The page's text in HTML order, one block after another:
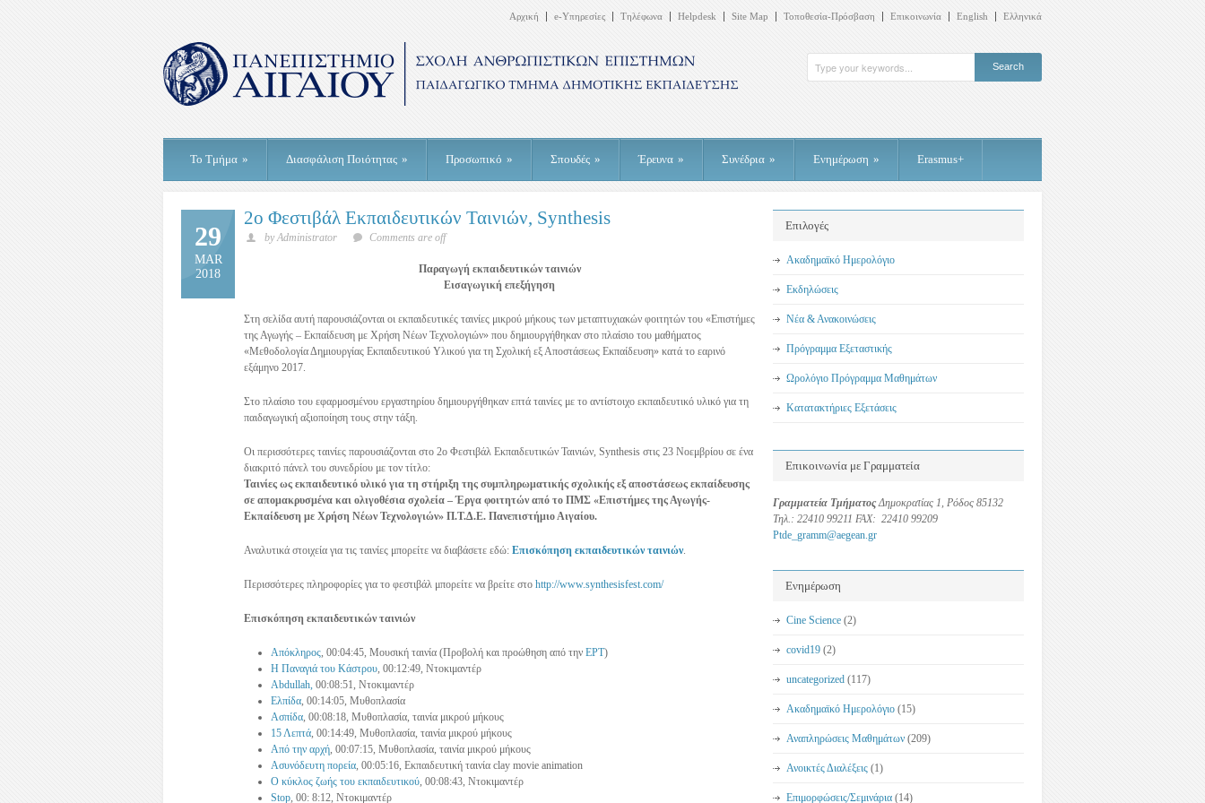
Αρχική e-Υπηρεσίες Τηλέφωνα Helpdesk Site Map Τοποθεσία-Πρόσβαση Επικοινωνία English Ελληνικά
Το Τμήμα » Διασφάλιση Ποιότητας » Προσωπικό » Σπουδές » Έρευνα » Συνέδρια » Ενημέρωση » Erasmus+
29
MAR
2018
2ο Φεστιβάλ Εκπαιδευτικών Ταινιών, Synthesis
by Administrator Comments are off
Παραγωγή εκπαιδευτικών ταινιών
Εισαγωγική επεξήγηση
Στη σελίδα αυτή παρουσιάζονται οι εκπαιδευτικές ταινίες μικρού μήκους των μεταπτυχιακών φοιτητών του «Επιστήμες
της Αγωγής – Εκπαίδευση με Χρήση Νέων Τεχνολογιών» που δημιουργήθηκαν στο πλαίσιο του μαθήματος
«Μεθοδολογία Δημιουργίας Εκπαιδευτικού Υλικού για τη Σχολική εξ Αποστάσεως Εκπαίδευση» κατά το εαρινό
εξάμηνο 2017.
Στο πλαίσιο του εφαρμοσμένου εργαστηρίου δημιουργήθηκαν επτά ταινίες με το αντίστοιχο εκπαιδευτικό υλικό για τη
παιδαγωγική αξιοποίηση τους στην τάξη.
Οι περισσότερες ταινίες παρουσιάζονται στο 2ο Φεστιβάλ Εκπαιδευτικών Ταινιών, Synthesis στις 23 Νοεμβρίου σε ένα
διακριτό πάνελ του συνεδρίου με τον τίτλο:
Ταινίες ως εκπαιδευτικό υλικό για τη στήριξη της συμπληρωματικής σχολικής εξ αποστάσεως εκπαίδευσης
σε απομακρυσμένα και ολιγοθέσια σχολεία – Έργα φοιτητών από το ΠΜΣ «Επιστήμες της Αγωγής-
Εκπαίδευση με Χρήση Νέων Τεχνολογιών» Π.Τ.Δ.Ε. Πανεπιστήμιο Αιγαίου.
Αναλυτικά στοιχεία για τις ταινίες μπορείτε να διαβάσετε εδώ: Επισκόπηση εκπαιδευτικών ταινιών.
Περισσότερες πληροφορίες για το φεστιβάλ μπορείτε να βρείτε στο http://www.synthesisfest.com/
Επισκόπηση εκπαιδευτικών ταινιών
Απόκληρος, 00:04:45, Mουσική ταινία (Προβολή και προώθηση από την ΕΡΤ)
Η Παναγιά του Κάστρου, 00:12:49, Ντοκιμαντέρ
Abdullah, 00:08:51, Ντοκιμαντέρ
Ελπίδα, 00:14:05, Mυθοπλασία
Ασπίδα, 00:08:18, Μυθοπλασία, ταινία μικρού μήκους
15 Λεπτά, 00:14:49, Μυθοπλασία, ταινία μικρού μήκους
Από την αρχή, 00:07:15, Μυθοπλασία, ταινία μικρού μήκους
Ασυνόδευτη πορεία, 00:05:16, Εκπαιδευτική ταινία clay movie animation
Ο κύκλος ζωής του εκπαιδευτικού, 00:08:43, Ντοκιμαντέρ
Stop, 00: 8:12, Ντοκιμαντέρ
Επιλογές
Ακαδημαϊκό Ημερολόγιο
Εκδηλώσεις
Νέα & Ανακοινώσεις
Πρόγραμμα Εξεταστικής
Ωρολόγιο Πρόγραμμα Μαθημάτων
Κατατακτήριες Εξετάσεις
Επικοινωνία με Γραμματεία
Γραμματεία ΤμήματοςΔημοκρατίας 1, Ρόδος 85132
Τηλ.: 22410 99211 FAX: 22410 99209
Ptde_gramm@aegean.gr
Ενημέρωση
Cine Science (2)
covid19 (2)
uncategorized (117)
Ακαδημαϊκό Ημερολόγιο (15)
Αναπληρώσεις Μαθημάτων (209)
Ανοικτές Διαλέξεις (1)
Επιμορφώσεις/Σεμινάρια (14)